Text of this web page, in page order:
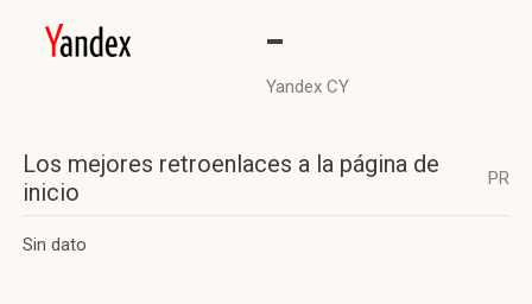
-
Yandex CY
Los mejores retroenlaces a la página de
inicio
PR
Sin dato